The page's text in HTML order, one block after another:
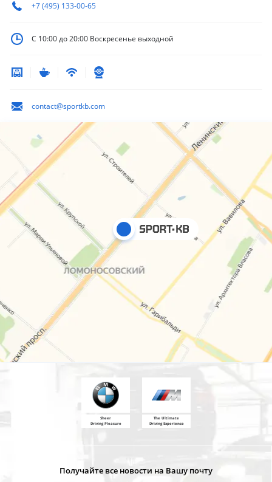
+7 (495) 133-00-65
С 10:00 до 20:00 Воскресенье выходной
contact@sportkb.com
Sheer
Driving Pleasure
The Ultimate
Driving Experience
Получайте все новости на Вашу почту